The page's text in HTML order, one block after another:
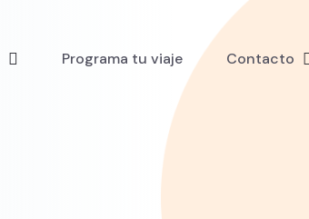
Programa tu viaje Contacto